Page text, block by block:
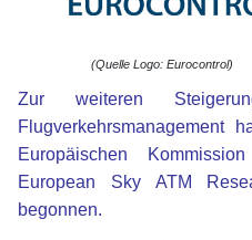
(Quelle Logo: Eurocontrol)
Zur weiteren
Flugverkehrsmanagement
Europäischen
European Sky ATM
begonnen.